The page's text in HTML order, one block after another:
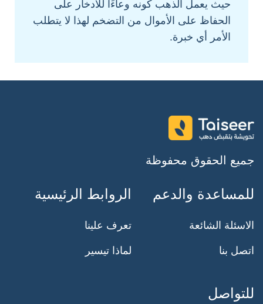
حيث يعمل الذهب كونه وعاءًا للادخار على
الحفاظ على الأموال من التضخم لهذا لا يتطلب
الأمر أي خبرة.
جميع الحقوق محفوظة
الروابط الرئيسية
تعرف علينا
لماذا تيسير
للمساعدة والدعم
الاسئلة الشائعة
اتصل بنا
للتواصل